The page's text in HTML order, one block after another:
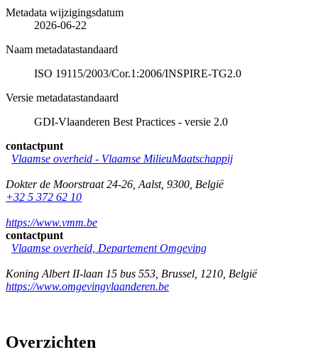
Metadata wijzigingsdatum
2026-06-22
Naam metadatastandaard
ISO 19115/2003/Cor.1:2006/INSPIRE-TG2.0
Versie metadatastandaard
GDI-Vlaanderen Best Practices - versie 2.0
contactpunt
Vlaamse overheid - Vlaamse MilieuMaatschappij
Dokter de Moorstraat 24-26 Aalst, 9300 België
+32 5 372 62 10
https://www.vmm.be
contactpunt
Vlaamse overheid, Departement Omgeving
Koning Albert II-laan 15 bus 553 Brussel 1210 België
https://www.omgevingvlaanderen.be
Overzichten